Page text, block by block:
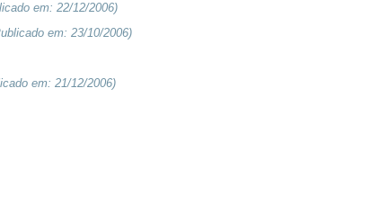
em: 22/12/2006)
em: 23/10/2006)
em: 21/12/2006)